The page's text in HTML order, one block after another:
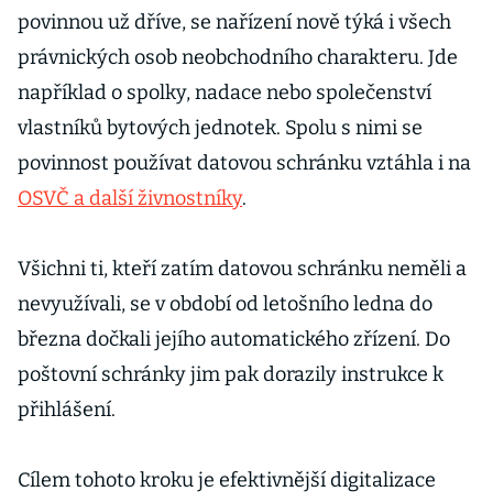
povinnou už dříve, se nařízení nově týká i všech
právnických osob neobchodního charakteru. Jde
například o spolky, nadace nebo společenství
vlastníků bytových jednotek. Spolu s nimi se
povinnost používat datovou schránku vztáhla i na
OSVČ a další živnostníky.
Všichni ti, kteří zatím datovou schránku neměli a
nevyužívali, se v období od letošního ledna do
března dočkali jejího automatického zřízení. Do
poštovní schránky jim pak dorazily instrukce k
přihlášení.
Cílem tohoto kroku je efektivnější digitalizace